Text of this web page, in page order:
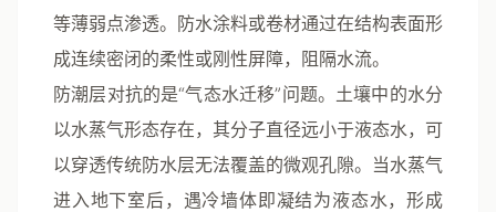
等薄弱点渗透。防水涂料或卷材通过在结构表面形
成连续密闭的柔性或刚性屏障，阻隔水流。
防潮层对抗的是“气态水迁移”问题。土壤中的水分
以水蒸气形态存在，其分子直径远小于液态水，可
以穿透传统防水层无法覆盖的微观孔隙。当水蒸气
进入地下室后，遇冷墙体即凝结为液态水，形成